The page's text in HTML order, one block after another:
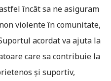
încât sa ne asiguram
violente în comunitate,
acordat va ajuta la
care sa contribuie la
şi suportiv,